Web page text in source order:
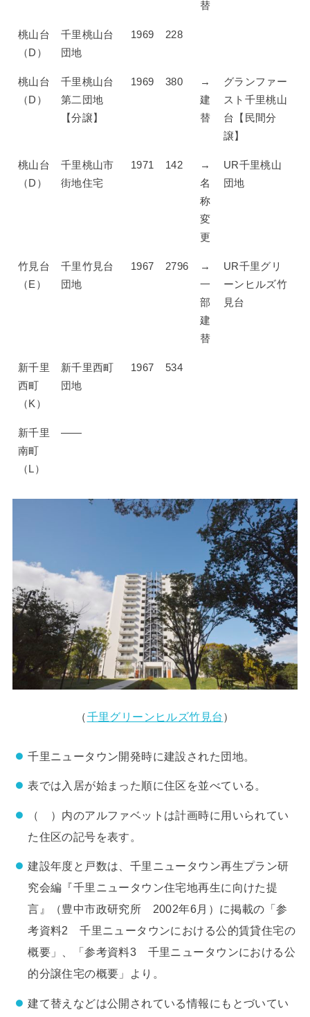
替
桃山台
（D）
千里桃山台
団地
1969 228
桃山台
（D）
千里桃山台
第二団地
【分譲】
1969 380
→
建
替
グランファー
スト千里桃山
台【民間分
譲】
桃山台
（D）
千里桃山市
街地住宅
1971 142
→
名
称
変
更
UR千里桃山
団地
竹見台
（E）
千里竹見台
団地
1967 2796
→
一
部
建
替
UR千里グリ
ーンヒルズ竹
見台
新千里
西町
（K）
新千里西町
団地
1967 534
新千里
南町
（L）
——
（千里グリーンヒルズ竹見台 ）
千里ニュータウン開発時に建設された団地。
表では入居が始まった順に住区を並べている。
（ ）内のアルファベットは計画時に用いられてい
た住区の記号を表す。
建設年度と戸数は、千里ニュータウン再生プラン研
究会編『千里ニュータウン住宅地再生に向けた提
言』（豊中市政研究所 2002年6月）に掲載の「参
考資料2 千里ニュータウンにおける公的賃貸住宅の
概要」、「参考資料3 千里ニュータウンにおける公
的分譲住宅の概要」より。
建て替えなどは公開されている情報にもとづいてい